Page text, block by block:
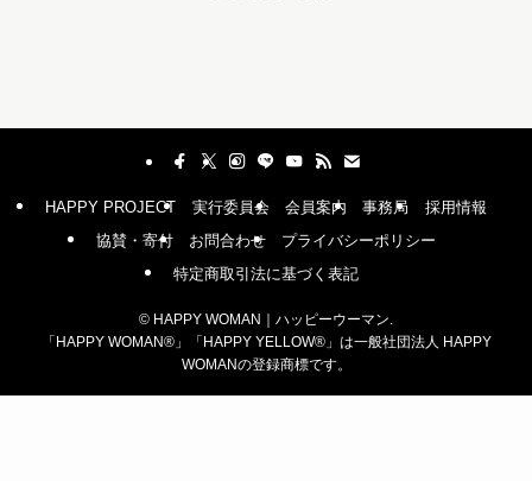
HAPPY PROJECT 実行委員会 会員案内 事務局
採用情報
協賛・寄付
お問合わせ
プライバシーポリシー
特定商取引法に基づく表記
© HAPPY WOMAN｜ハッピーウーマン.
「HAPPY WOMAN®︎」「HAPPY YELLOW®︎」は一般社団法人 HAPPY
WOMANの登録商標です。